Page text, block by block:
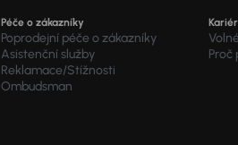
Péče o zákazníky
Poprodejní péče o zákazníky
Asistenční služby
Reklamace/Stížnosti
Ombudsman
Proč